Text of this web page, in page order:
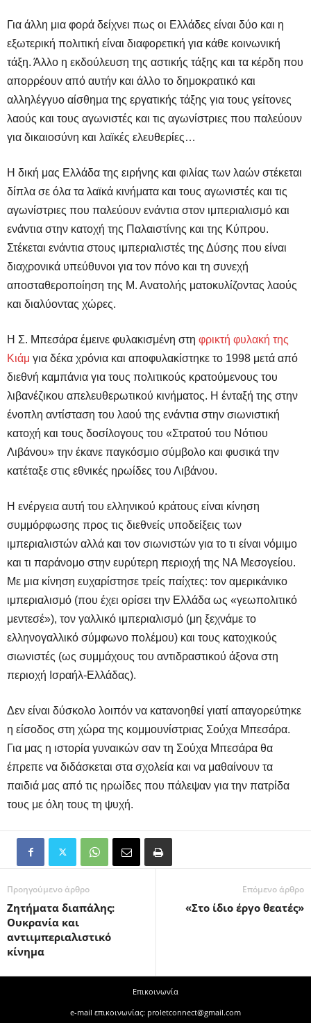
Για άλλη μια φορά δείχνει πως οι Ελλάδες είναι δύο και η
εξωτερική πολιτική είναι διαφορετική για κάθε κοινωνική
τάξη. Άλλο η εκδούλευση της αστικής τάξης και τα κέρδη που
απορρέουν από αυτήν και άλλο το δημοκρατικό και
αλληλέγγυο αίσθημα της εργατικής τάξης για τους γείτονες
λαούς και τους αγωνιστές και τις αγωνίστριες που παλεύουν
για δικαιοσύνη και λαϊκές ελευθερίες…
Η δική μας Ελλάδα της ειρήνης και φιλίας των λαών στέκεται
δίπλα σε όλα τα λαϊκά κινήματα και τους αγωνιστές και τις
αγωνίστριες που παλεύουν ενάντια στον ιμπεριαλισμό και
ενάντια στην κατοχή της Παλαιστίνης και της Κύπρου.
Στέκεται ενάντια στους ιμπεριαλιστές της Δύσης που είναι
διαχρονικά υπεύθυνοι για τον πόνο και τη συνεχή
αποσταθεροποίηση της Μ. Ανατολής ματοκυλίζοντας λαούς
και διαλύοντας χώρες.
Η Σ. Μπεσάρα έμεινε φυλακισμένη στη φρικτή φυλακή της
Κιάμ για δέκα χρόνια και αποφυλακίστηκε το 1998 μετά από
διεθνή καμπάνια για τους πολιτικούς κρατούμενους του
λιβανέζικου απελευθερωτικού κινήματος. Η ένταξή της στην
ένοπλη αντίσταση του λαού της ενάντια στην σιωνιστική
κατοχή και τους δοσίλογους του «Στρατού του Νότιου
Λιβάνου» την έκανε παγκόσμιο σύμβολο και φυσικά την
κατέταξε στις εθνικές ηρωίδες του Λιβάνου.
Η ενέργεια αυτή του ελληνικού κράτους είναι κίνηση
συμμόρφωσης προς τις διεθνείς υποδείξεις των
ιμπεριαλιστών αλλά και τον σιωνιστών για το τι είναι νόμιμο
και τι παράνομο στην ευρύτερη περιοχή της ΝΑ Μεσογείου.
Με μια κίνηση ευχαρίστησε τρείς παίχτες: τον αμερικάνικο
ιμπεριαλισμό (που έχει ορίσει την Ελλάδα ως «γεωπολιτικό
μεντεσέ»), τον γαλλικό ιμπεριαλισμό (μη ξεχνάμε το
ελληνογαλλικό σύμφωνο πολέμου) και τους κατοχικούς
σιωνιστές (ως συμμάχους του αντιδραστικού άξονα στη
περιοχή Ισραήλ-Ελλάδας).
Δεν είναι δύσκολο λοιπόν να κατανοηθεί γιατί απαγορεύτηκε
η είσοδος στη χώρα της κομμουνίστριας Σούχα Μπεσάρα.
Για μας η ιστορία γυναικών σαν τη Σούχα Μπεσάρα θα
έπρεπε να διδάσκεται στα σχολεία και να μαθαίνουν τα
παιδιά μας από τις ηρωίδες που πάλεψαν για την πατρίδα
τους με όλη τους τη ψυχή.
Προηγούμενο άρθρο
Ζητήματα διαπάλης:
Ουκρανία και
αντιιμπεριαλιστικό
κίνημα
Επόμενο άρθρο
«Στο ίδιο έργο θεατές»
Επικοινωνία
e-mail επικοινωνίας: proletconnect@gmail.com